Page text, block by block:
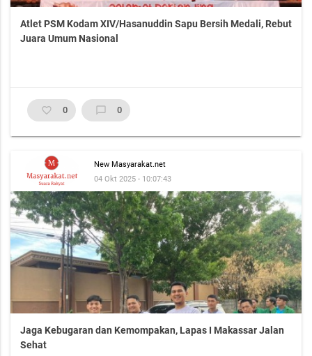
Atlet PSM Kodam XIV/Hasanuddin Sapu Bersih Medali, Rebut
Juara Umum Nasional
favorite_border 0 chat_bubble_outline 0
New Masyarakat.net
04 Okt 2025 - 10:07:43
Jaga Kebugaran dan Kemompakan, Lapas I Makassar Jalan
Sehat